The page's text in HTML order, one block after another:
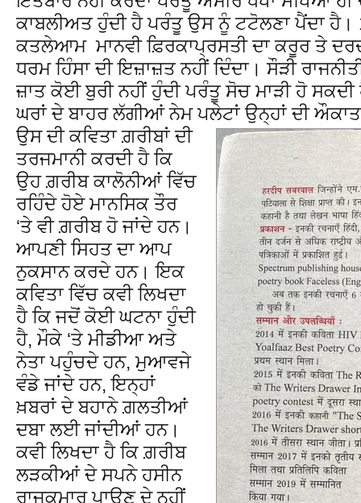
ਕਾਬਲੀਅਤ ਹੁੰਦੀ ਹੈ ਪਰੰਤੂ ਉਸ ਨੂੰ ਟਟੋਲਣਾ ਪੈਂਦਾ ਹੈ।
ਕਤਲੇਆਮ ਮਾਨਵੀ ਫ਼ਿਰਕਾਪ੍ਰਸਤੀ ਦਾ ਕਰੂਰ ਤੇ
ਧਰਮ ਹਿੰਸਾ ਦੀ ਇਜ਼ਾਜ਼ਤ ਨਹੀਂ ਦਿੰਦਾ। ਸੌੜੀ
ਜ਼ਾਤ ਕੋਈ ਬੁਰੀ ਨਹੀਂ ਹੁੰਦੀ ਪਰੰਤੂ ਸੋਚ ਮਾੜੀ ਹੋ
ਘਰਾਂ ਦੇ ਬਾਹਰ ਲੱਗੀਆਂ ਨੇਮ ਪਲੇਟਾਂ ਉਨ੍ਹਾਂ ਦੀ
ਉਸ ਦੀ ਕਵਿਤਾ ਗ਼ਰੀਬਾਂ ਦੀ
ਤਰਜਮਾਨੀ ਕਰਦੀ ਹੈ ਕਿ
ਉਹ ਗ਼ਰੀਬ ਕਾਲੋਨੀਆਂ ਵਿੱਚ
ਰਹਿੰਦੇ ਹੋਏ ਮਾਨਸਿਕ ਤੌਰ
‘ਤੇ ਵੀ ਗ਼ਰੀਬ ਹੋ ਜਾਂਦੇ ਹਨ।
ਆਪਣੀ ਸਿਹਤ ਦਾ ਆਪ
ਨੁਕਸਾਨ ਕਰਦੇ ਹਨ। ਇਕ
ਕਵਿਤਾ ਵਿੱਚ ਕਵੀ ਲਿਖਦਾ
ਹੈ ਕਿ ਜਦੋਂ ਕੋਈ ਘਟਨਾ ਹੁੰਦੀ
ਹੈ, ਮੌਕੇ ‘ਤੇ ਮੀਡੀਆ ਅਤੇ
ਨੇਤਾ ਪਹੁੰਚਦੇ ਹਨ, ਮੁਆਵਜੇ
ਵੰਡੇ ਜਾਂਦੇ ਹਨ, ਇਨ੍ਹਾਂ
ਖ਼ਬਰਾਂ ਦੇ ਬਹਾਨੇ ਗ਼ਲਤੀਆਂ
ਦਬਾ ਲਈ ਜਾਂਦੀਆਂ ਹਨ।
ਕਵੀ ਲਿਖਦਾ ਹੈ ਕਿ ਗ਼ਰੀਬ
ਲੜਕੀਆਂ ਦੇ ਸਪਨੇ ਹਸੀਨ
ਰਾਜਕੁਮਾਰ ਪਾਉਣ ਦੇ ਨਹੀਂ